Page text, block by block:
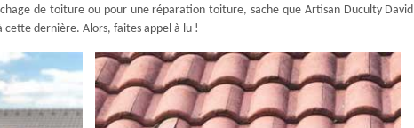
de toiture ou pour une réparation toiture, sache que Artisan Duculty David
cette dernière. Alors, faites appel à lu !